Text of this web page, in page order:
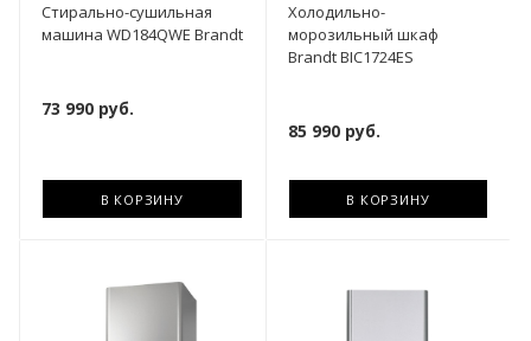
Стирально-сушильная
машина WD184QWE Brandt
73 990 руб.
В КОРЗИНУ
Холодильно-
морозильный шкаф
Brandt BIC1724ES
85 990руб.
В КОРЗИНУ